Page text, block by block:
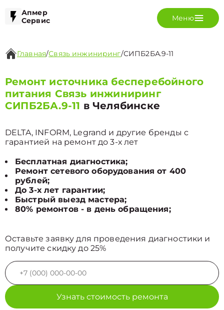
Апмер
Сервис
Меню
Главная/Связь инжиниринг/СИПБ2БА.9-11
Ремонт источника бесперебойного
питания Связь инжиниринг
СИПБ2БА.9-11 в Челябинске
DELTA, INFORM, Legrand и другие бренды с
гарантией на ремонт до 3-х лет
Бесплатная диагностика;
Ремонт сетевого оборудования от 400
рублей;
До 3-х лет гарантии;
Быстрый выезд мастера;
80% ремонтов - в день обращения;
Оставьте заявку для проведения диагностики и
получите скидку до 25%
Узнать стоимость ремонта